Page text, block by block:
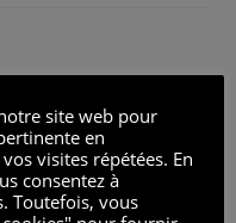
expérience politique
site web pour
en
visites répétées. En
consentez à
Toutefois, vous